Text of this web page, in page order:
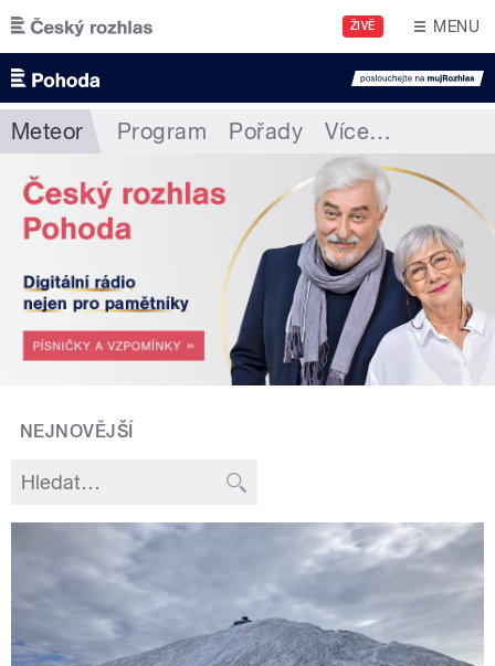
Přejít k hlavnímu obsahu
ŽIVĚ MENU
Meteor Program Pořady Více…
NEJNOVĚJŠÍ